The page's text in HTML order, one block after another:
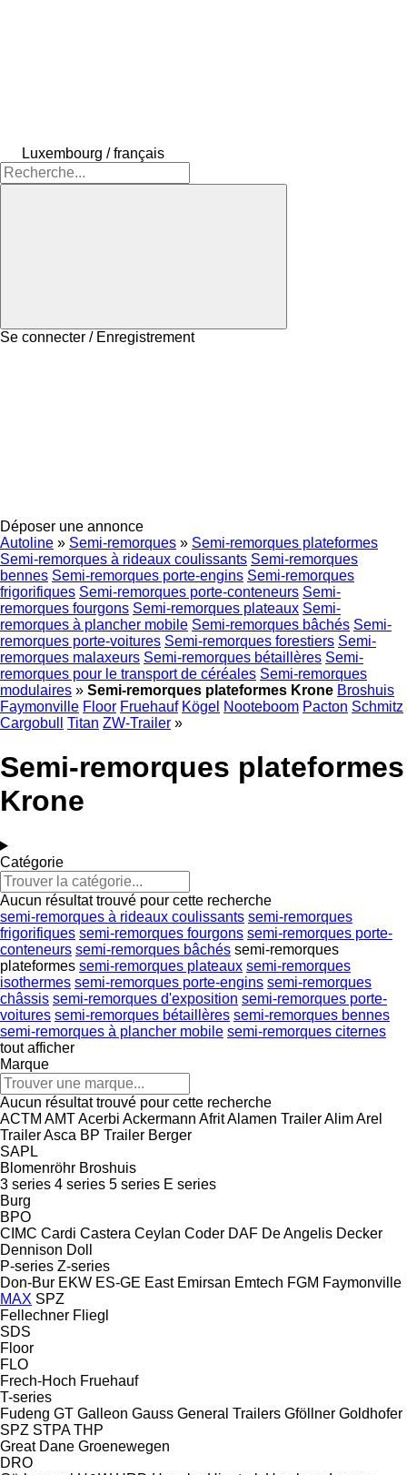
Luxembourg / français
Se connecter / Enregistrement
Déposer une annonce
Autoline » Semi-remorques » Semi-remorques plateformes
Semi-remorques à rideaux coulissants Semi-remorques
bennes Semi-remorques porte-engins Semi-remorques
frigorifiques Semi-remorques porte-conteneurs Semi-
remorques fourgons Semi-remorques plateaux Semi-
remorques à plancher mobile Semi-remorques bâchés Semi-
remorques porte-voitures Semi-remorques forestiers Semi-
remorques malaxeurs Semi-remorques bétaillères Semi-
remorques pour le transport de céréales Semi-remorques
modulaires » Semi-remorques plateformes Krone Broshuis
Faymonville Floor Fruehauf Kögel Nooteboom Pacton Schmitz
Cargobull
Titan ZW-Trailer »
Semi-remorques plateformes
Krone
Catégorie
Aucun résultat trouvé pour cette recherche
semi-remorques à rideaux coulissants semi-remorques
frigorifiques semi-remorques fourgons semi-remorques porte-
conteneurs semi-remorques bâchés semi-remorques
plateformes semi-remorques plateaux semi-remorques
isothermes semi-remorques porte-engins semi-remorques
châssis semi-remorques d'exposition semi-remorques porte-
voitures semi-remorques bétaillères semi-remorques bennes
semi-remorques à plancher mobile semi-remorques citernes
tout afficher
Marque
Aucun résultat trouvé pour cette recherche
ACTM AMTAcerbi Ackermann AfritAlamen TrailerAlimArel
TrailerAsca BP Trailer Berger
SAPL
Blomenröhr Broshuis
3 series 4 series 5 series E series
Burg
BPO
CIMC Cardi Castera Ceylan Coder DAF De Angelis Decker
Dennison Doll
P-series Z-series
Don-Bur EKW ES-GE East Emirsan Emtech FGM Faymonville
MAX SPZ
Fellechner Fliegl
SDS
Floor
FLO
Frech-Hoch Fruehauf
T-series
Fudeng GT Galleon Gauss General Trailers Gföllner Goldhofer
SPZ STPA THP
Great Dane Groenewegen
DRO